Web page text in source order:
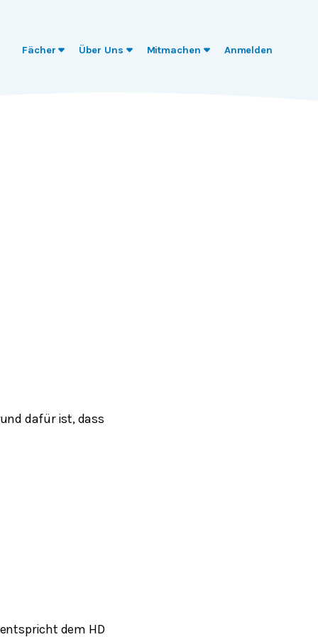
Fächer Über Uns Mitmachen Anmelden
dafür ist, dass
dem HD